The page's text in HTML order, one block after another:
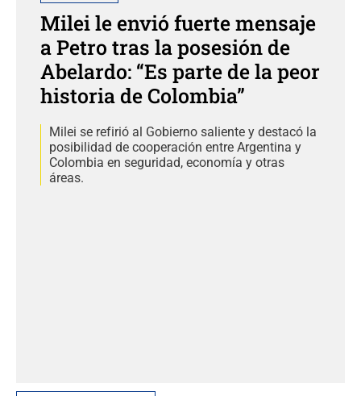
Milei le envió fuerte mensaje
a Petro tras la posesión de
Abelardo: “Es parte de la peor
historia de Colombia”
Milei se refirió al Gobierno saliente y destacó la
posibilidad de cooperación entre Argentina y
Colombia en seguridad, economía y otras
áreas.